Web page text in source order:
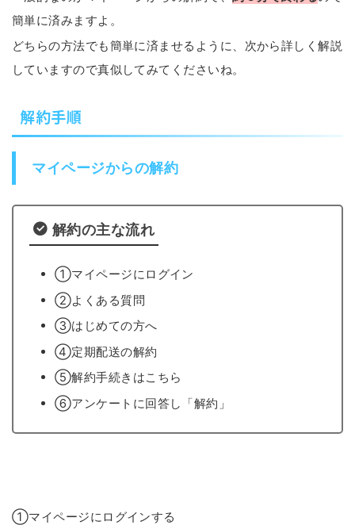
簡単に済みますよ。
どちらの方法でも簡単に済ませるように、次から詳しく解説
していますので真似してみてくださいね。
解約手順
マイページからの解約
解約の主な流れ
①マイページにログイン
②よくある質問
③はじめての方へ
④定期配送の解約
⑤解約手続きはこちら
⑥アンケートに回答し「解約」
①マイページにログインする